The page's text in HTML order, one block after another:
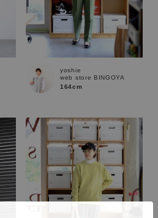
yoshie
web store BINGOYA
164cm